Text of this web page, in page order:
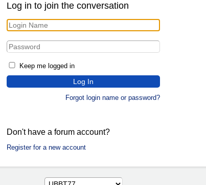
Log in to join the conversation
Keep me logged in
Forgot login name or password?
Don't have a forum account?
Register for a new account